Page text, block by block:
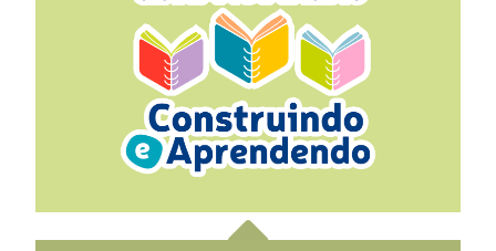
Blog
Contato
Construir Digital